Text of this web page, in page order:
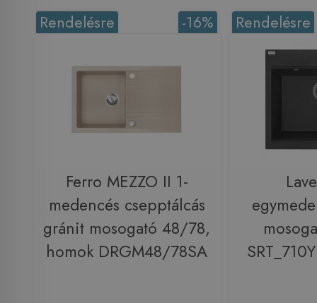
-16%
Rendelésre
Ferro MEZZO II 1-
medencés csepptálcás
gránit mosogató 48/78,
homok DRGM48/78SA
Rendelésre